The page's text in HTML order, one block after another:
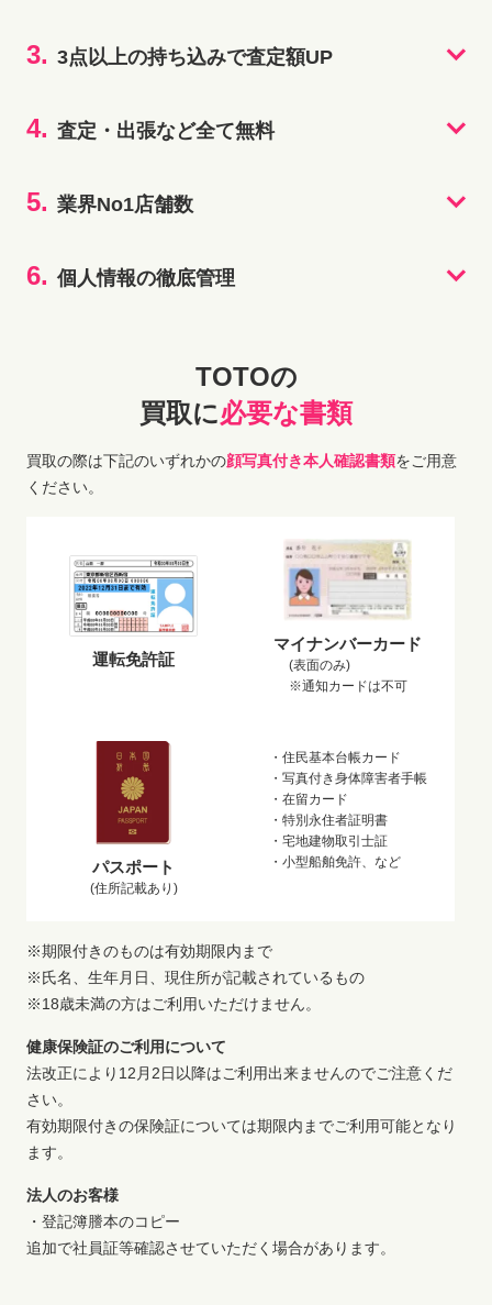
3. 3点以上の持ち込みで査定額UP
4. 査定・出張など全て無料
5. 業界No1店舗数
6. 個人情報の徹底管理
TOTOの
買取に必要な書類
買取の際は下記のいずれかの顔写真付き本人確認書類をご用意
ください。
運転免許証
マイナンバーカード
(表面のみ)
※通知カードは不可
パスポート
(住所記載あり)
・住民基本台帳カード
・写真付き身体障害者手帳
・在留カード
・特別永住者証明書
・宅地建物取引士証
・小型船舶免許、など
※期限付きのものは有効期限内まで
※氏名、生年月日、現住所が記載されているもの
※18歳未満の方はご利用いただけません。
健康保険証のご利用について
法改正により12月2日以降はご利用出来ませんのでご注意くだ
さい。
有効期限付きの保険証については期限内までご利用可能となり
ます。
法人のお客様
・登記簿謄本のコピー
追加で社員証等確認させていただく場合があります。